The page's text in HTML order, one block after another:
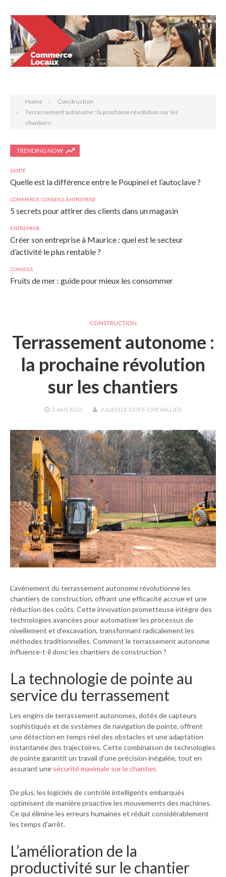
Home
Construction
Terrassement autonome : la prochaine révolution sur les
chantiers
TRENDING NOW
SANTÉ
Quelle est la différence entre le Poupinel et l’autoclave ?
COMMERCE CONSEILS ENTREPRISE
5 secrets pour attirer des clients dans un magasin
ENTREPRISE
Créer son entreprise à Maurice : quel est le secteur
d’activité le plus rentable ?
CONSEILS
Fruits de mer : guide pour mieux les consommer
CONSTRUCTION
Terrassement autonome :
la prochaine révolution
sur les chantiers
2 ANSAGO JULIEN LE GOFF-CHEVALLIER
L’avènement du terrassement autonome révolutionne les
chantiers de construction, offrant une efficacité accrue et une
réduction des coûts. Cette innovation prometteuse intègre des
technologies avancées pour automatiser les processus de
nivellement et d’excavation, transformant radicalement les
méthodes traditionnelles. Comment le terrassement autonome
influence-t-il donc les chantiers de construction ?
La technologie de pointe au
service du terrassement
Les engins deterrassement autonomes, dotés de capteurs
sophistiqués et de systèmes de navigation de pointe, offrent
une détection en temps réel des obstacles et une adaptation
instantanée des trajectoires. Cette combinaison de technologies
de pointe garantit un travail d’une précision inégalée, tout en
assurant une sécurité maximale sur le chantier.
De plus, les logiciels de contrôle intelligents embarqués
optimisent de manière proactive les mouvements des machines.
Ce qui élimine les erreurs humaines et réduit considérablement
les temps d’arrêt.
L’amélioration de la
productivité sur le chantier